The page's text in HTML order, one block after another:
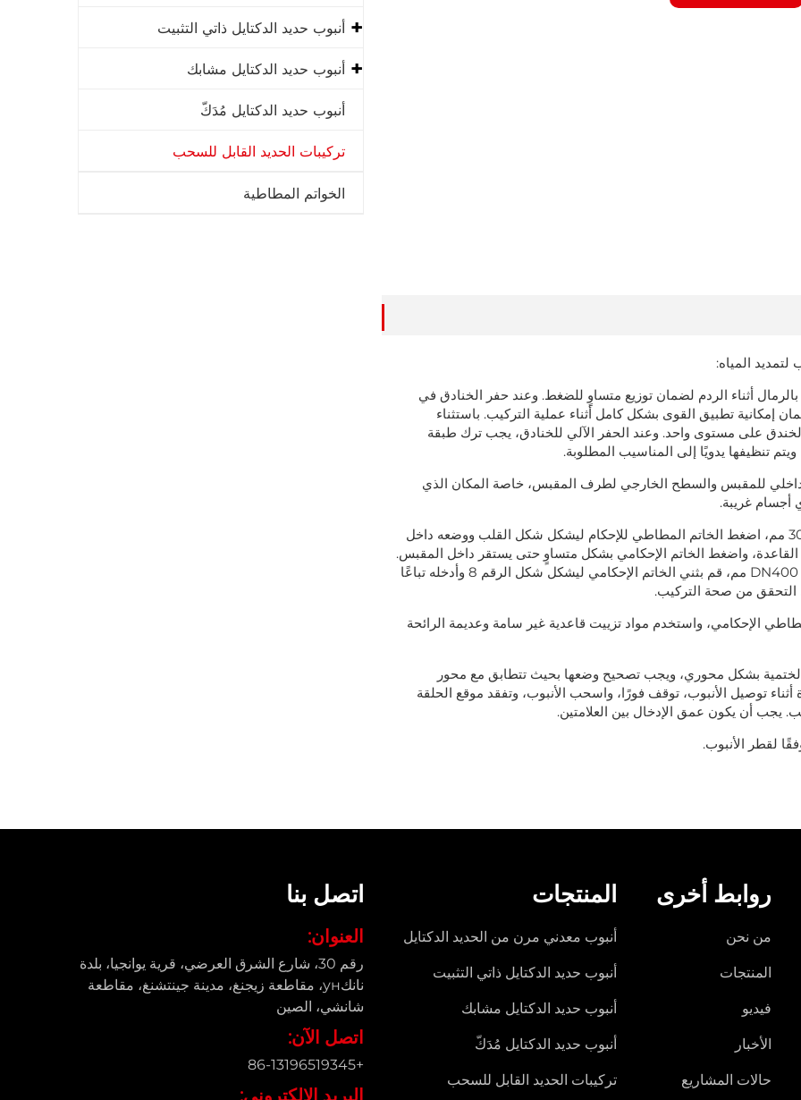
أنبوب حديد الدكتايل ذاتي التثبيت
أنبوب حديد الدكتايل مشابك
أنبوب حديد الدكتايل مُدَكّ
تركيبات الحديد القابل للسحب
الخواتم المطاطية
لتمديد المياه:
بالرمال أثناء الردم لضمان توزيع متساوٍ للضغط. وعند حفر الخنادق في
تطبيق القوى بشكل كامل أثناء عملية التركيب. باستثناء
على مستوى واحد. وعند الحفر الآلي للخنادق، يجب ترك طبقة
للمقبس والسطح الخارجي لطرف المقبس، خاصة المكان الذي
أجسام غريبة.
3. بالنسبة لمواسير الحديد الدكتايل بقطر DN80 مم - 300 مم، اضغط الخاتم المطاطي للإحكام ليشكل شكل القلب ووضعه داخل
واضغط الخاتم الإحكامي بشكل متساوٍ حتى يستقر داخل المقبس.
أما بالنسبة لمواسير الحديد الدكتايل التي يزيد قطرها عن DN400 مم، قم بثني الخاتم الإحكامي ليشكل شكل الرقم 8 وأدخله تباعًا
التحقق من صحة التركيب.
الإحكامي، واستخدم مواد تزييت قاعدية غير سامة وعديمة الرائحة
بشكل محوري، ويجب تصحيح وضعها بحيث تتطابق مع محور
أثناء توصيل الأنبوب، توقف فورًا، واسحب الأنبوب، وتفقد موقع الحلقة
يجب أن يكون عمق الإدخال بين العلامتين.
روابط أخرى
من نحن
المنتجات
فيديو
الأخبار
حالات المشاريع
المنتجات
أنبوب معدني مرن من الحديد الدكتايل
أنبوب حديد الدكتايل ذاتي التثبيت
أنبوب حديد الدكتايل مشابك
أنبوب حديد الدكتايل مُدَكّ
تركيبات الحديد القابل للسحب
اتصل بنا
العنوان:
رقم 30، شارع الشرق العرضي، قرية يوانجيا، بلدة
نانكун، مقاطعة زيجنغ، مدينة جينتشنغ، مقاطعة
شانشي، الصين
اتصل الآن:
+86-13196519345
البريد الإلكتروني: